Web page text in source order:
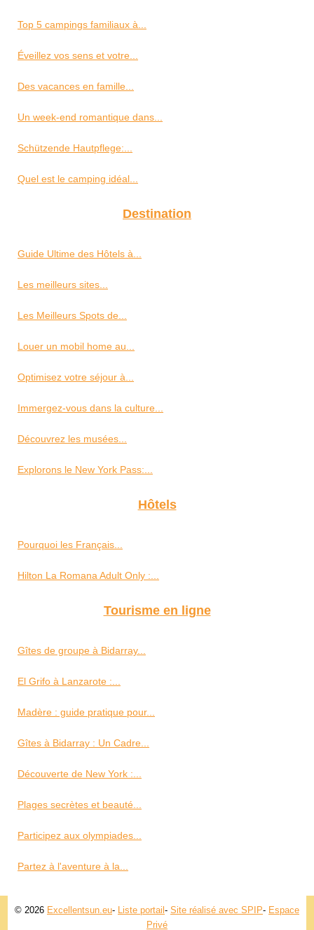
Top 5 campings familiaux à...
Éveillez vos sens et votre...
Des vacances en famille...
Un week-end romantique dans...
Schützende Hautpflege:...
Quel est le camping idéal...
Destination
Guide Ultime des Hôtels à...
Les meilleurs sites...
Les Meilleurs Spots de...
Louer un mobil home au...
Optimisez votre séjour à...
Immergez-vous dans la culture...
Découvrez les musées...
Explorons le New York Pass:...
Hôtels
Pourquoi les Français...
Hilton La Romana Adult Only :...
Tourisme en ligne
Gîtes de groupe à Bidarray...
El Grifo à Lanzarote :...
Madère : guide pratique pour...
Gîtes à Bidarray : Un Cadre...
Découverte de New York :...
Plages secrètes et beauté...
Participez aux olympiades...
Partez à l'aventure à la...
© 2026 Excellentsun.eu- Liste portail - Site réalisé avec SPIP- Espace
Privé